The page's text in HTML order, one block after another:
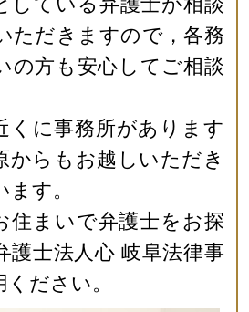
ただきますので，各務
の方も安心してご相談
くに事務所があります
からもお越しいただき
す。
住まいで弁護士をお探
護士法人心 岐阜法律事
ださい。